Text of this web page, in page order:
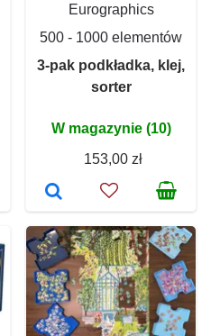
Eurographics
500 - 1000 elementów
3-pak podkładka, klej,
sorter
W magazynie (10)
153,00 zł